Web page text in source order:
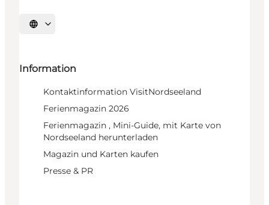
Sprache auswählen
Information
Kontaktinformation VisitNordseeland
Ferienmagazin 2026
Ferienmagazin , Mini-Guide, mit Karte von
Nordseeland herunterladen
Magazin und Karten kaufen
Presse & PR